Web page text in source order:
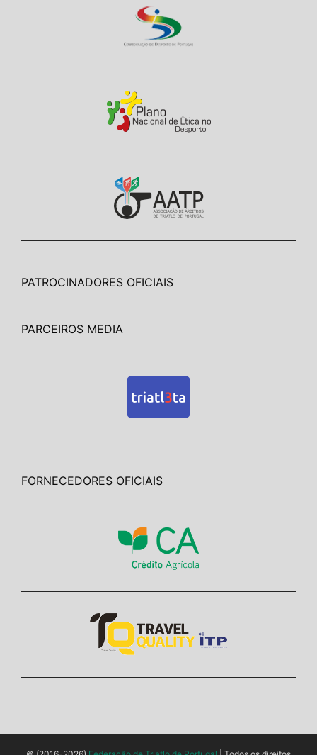
PATROCINADORES OFICIAIS
PARCEIROS MEDIA
FORNECEDORES OFICIAIS